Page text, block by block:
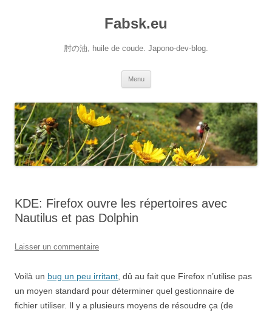
Fabsk.eu
肘の油, huile de coude. Japono-dev-blog.
Menu
KDE: Firefox ouvre les répertoires avec
Nautilus et pas Dolphin
Laisser un commentaire
Voilà un bug un peu irritant , dû au fait que Firefox n’utilise pas
un moyen standard pour déterminer quel gestionnaire de
fichier utiliser. Il y a plusieurs moyens de résoudre ça (de